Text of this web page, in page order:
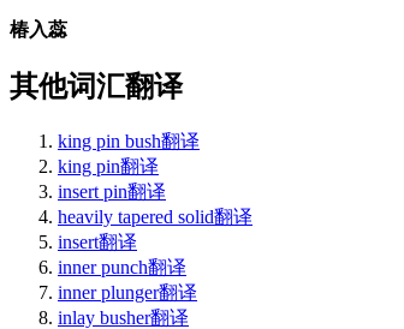
椿入蕊
其他词汇翻译
king pin bush翻译
king pin翻译
insert pin翻译
heavily tapered solid翻译
insert翻译
inner punch翻译
inner plunger翻译
inlay busher翻译